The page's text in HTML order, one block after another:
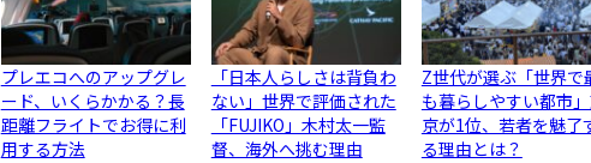
プレエコへのアップグレ
ード、いくらかかる？長
距離フライトでお得に利
用する方法
「日本人らしさは背負わ
ない」世界で評価された
「FUJIKO」木村太一監
督、海外へ挑む理由
Z世代が選ぶ「世界で
も暮らしやすい都市
京が1位、若者を魅了
る理由とは？